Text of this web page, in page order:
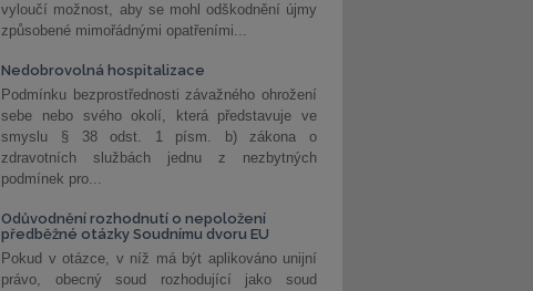
vyloučí možnost, aby se mohl odškodnění újmy
způsobené mimořádnými opatřeními...
Nedobrovolná hospitalizace
Podmínku bezprostřednosti závažného ohrožení
sebe nebo svého okolí, která představuje ve
smyslu § 38 odst. 1 písm. b) zákona o
zdravotních službách jednu z nezbytných
podmínek pro...
Odůvodnění rozhodnutí o nepoložení
předběžné otázky Soudnímu dvoru EU
Pokud v otázce, v níž má být aplikováno unijní
právo, obecný soud rozhodující jako soud